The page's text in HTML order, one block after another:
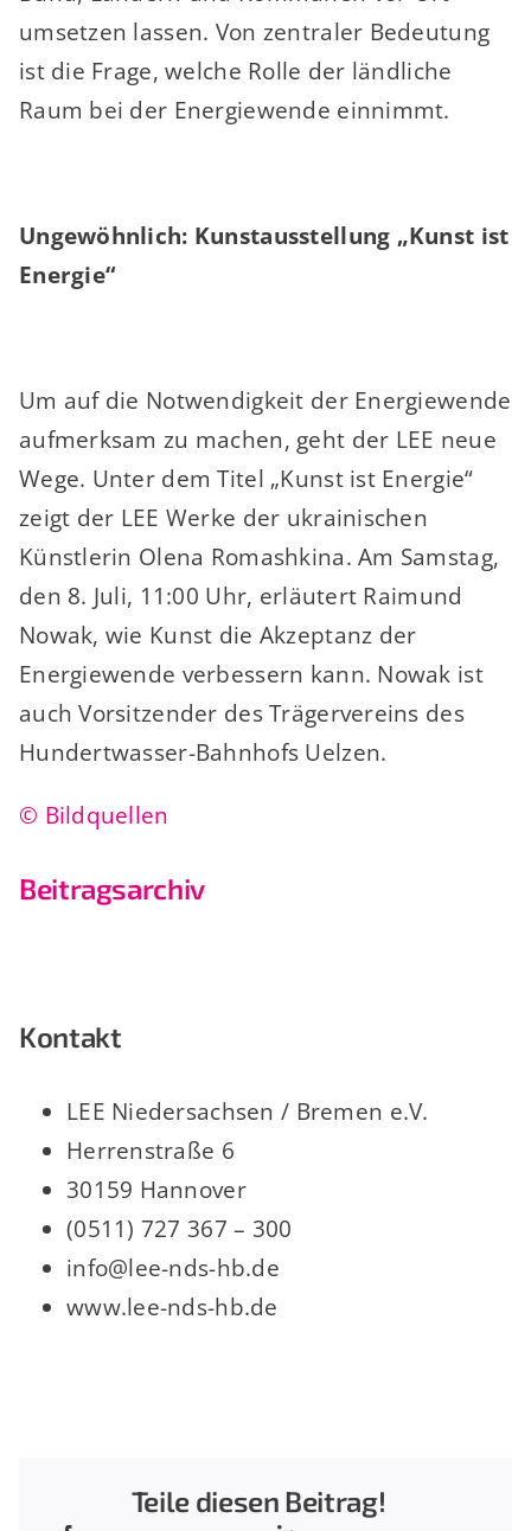
umsetzen lassen. Von zentraler Bedeutung
ist die Frage, welche Rolle der ländliche
Raum bei der Energiewende einnimmt.
Ungewöhnlich: Kunstausstellung „Kunst ist
Energie“
Um auf die Notwendigkeit der Energiewende
aufmerksam zu machen, geht der LEE neue
Wege. Unter dem Titel „Kunst ist Energie“
zeigt der LEE Werke der ukrainischen
Künstlerin Olena Romashkina. Am Samstag,
den 8. Juli, 11:00 Uhr, erläutert Raimund
Nowak, wie Kunst die Akzeptanz der
Energiewende verbessern kann. Nowak ist
auch Vorsitzender des Trägervereins des
Hundertwasser-Bahnhofs Uelzen.
© Bildquellen
Beitragsarchiv
Kontakt
LEE Niedersachsen / Bremen e.V.
Herrenstraße 6
30159 Hannover
(0511) 727 367 – 300
info@lee-nds-hb.de
www.lee-nds-hb.de
Teile diesen Beitrag!